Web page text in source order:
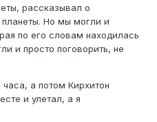
рассказывал о
Но мы могли и
по его словам находилась
и просто поговорить, не
а потом Кирхитон
и улетал, а я